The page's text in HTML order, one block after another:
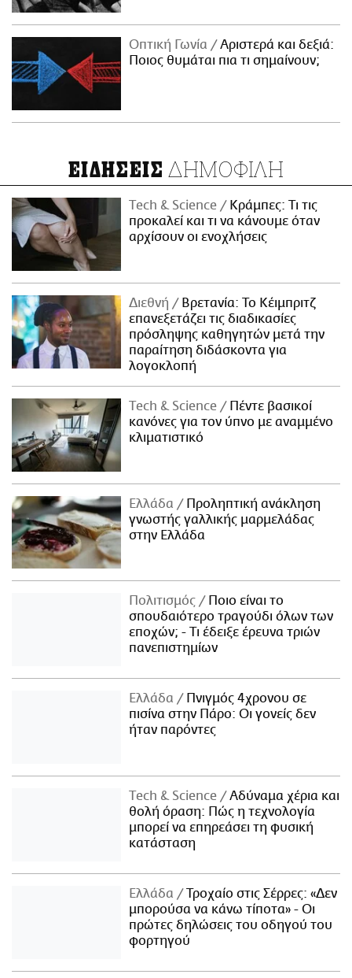
Οπτική Γωνία
Αριστερά και δεξιά:
Ποιος θυμάται πια τι σημαίνουν;
ΕΙΔΗΣΕΙΣ ΔΗΜΟΦΙΛΗ
Τech & Science
Κράμπες: Τι τις
προκαλεί και τι να κάνουμε όταν
αρχίσουν οι ενοχλήσεις
Διεθνή
Βρετανία: Το Κέιμπριτζ
επανεξετάζει τις διαδικασίες
πρόσληψης καθηγητών μετά την
παραίτηση διδάσκοντα για
λογοκλοπή
Τech & Science
Πέντε βασικοί
κανόνες για τον ύπνο με αναμμένο
κλιματιστικό
Ελλάδα
Προληπτική ανάκληση
γνωστής γαλλικής μαρμελάδας
στην Ελλάδα
Πολιτισμός
Ποιο είναι το
σπουδαιότερο τραγούδι όλων των
εποχών; - Τι έδειξε έρευνα τριών
πανεπιστημίων
Ελλάδα
Πνιγμός 4χρονου σε
πισίνα στην Πάρο: Οι γονείς δεν
ήταν παρόντες
Τech & Science
Αδύναμα χέρια και
θολή όραση: Πώς η τεχνολογία
μπορεί να επηρεάσει τη φυσική
κατάσταση
Ελλάδα
Τροχαίο στις Σέρρες: «Δεν
μπορούσα να κάνω τίποτα» - Οι
πρώτες δηλώσεις του οδηγού του
φορτηγού